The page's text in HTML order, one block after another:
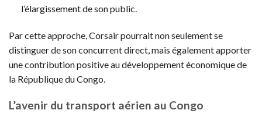
l’élargissement de son public.
Par cette approche, Corsair pourrait non seulement se
distinguer de son concurrent direct, mais également apporter
une contribution positive au développement économique de
la République du Congo.
L’avenir du transport aérien au Congo